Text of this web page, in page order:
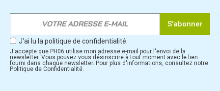
S’abonner
J'ai lu la politique de confidentialité.
J'accepte que PH06 utilise mon adresse e-mail pour l'envoi de la
newsletter. Vous pouvez vous désinscrire à tout moment avec le lien
fourni dans chaque newsletter. Pour plus d'informations, consultez notre
Politique de Confidentialité.